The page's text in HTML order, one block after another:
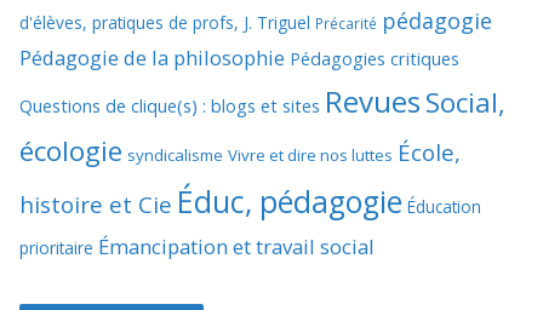
d'élèves, pratiques de profs, J. Triguel Précarité pédagogie
Pédagogie de la philosophie Pédagogies critiques
Questions de clique(s) : blogs et sites RevuesSocial,
écologie syndicalisme Vivre et dire nos luttes École,
histoire et Cie Éduc, pédagogie Éducation
prioritaire Émancipation et travail social